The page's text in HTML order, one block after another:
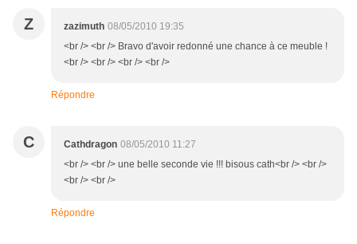
Z zazimuth 08/05/2010 19:35
<br /> <br /> Bravo d'avoir redonné une chance à ce meuble !
<br /> <br /> <br /> <br />
Répondre
C Cathdragon 08/05/2010 11:27
<br /> <br /> une belle seconde vie !!! bisous cath<br /> <br />
<br /> <br />
Répondre